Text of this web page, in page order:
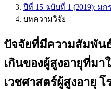
ปีที่ 15 ฉบับที่ 1 (2019): ม
บทความวิจัย
ปัจจัยที่มีความสัมพัน
เกินของผู้สูงอายุที่มา
เวชศาสตร์ผู้สูงอายุ โ